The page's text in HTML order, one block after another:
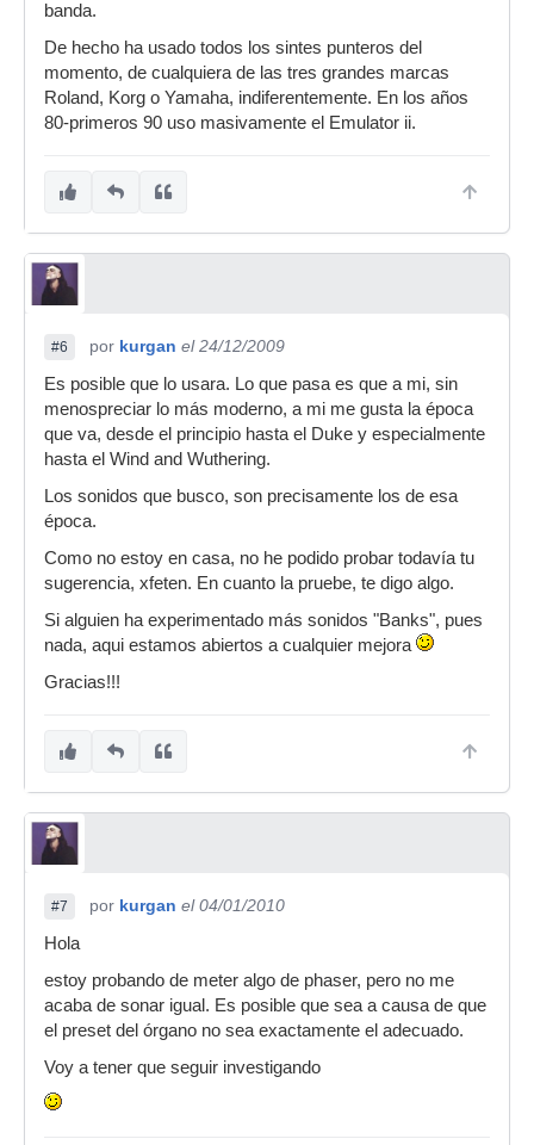
banda.
De hecho ha usado todos los sintes punteros del
momento, de cualquiera de las tres grandes marcas
Roland, Korg o Yamaha, indiferentemente. En los años
80-primeros 90 uso masivamente el Emulator ii.
#6 por kurgan el 24/12/2009
Es posible que lo usara. Lo que pasa es que a mi, sin
menospreciar lo más moderno, a mi me gusta la época
que va, desde el principio hasta el Duke y especialmente
hasta el Wind and Wuthering.
Los sonidos que busco, son precisamente los de esa
época.
Como no estoy en casa, no he podido probar todavía tu
sugerencia, xfeten. En cuanto la pruebe, te digo algo.
Si alguien ha experimentado más sonidos "Banks", pues
nada, aqui estamos abiertos a cualquier mejora
Gracias!!!
#7 por kurgan el 04/01/2010
Hola
estoy probando de meter algo de phaser, pero no me
acaba de sonar igual. Es posible que sea a causa de que
el preset del órgano no sea exactamente el adecuado.
Voy a tener que seguir investigando